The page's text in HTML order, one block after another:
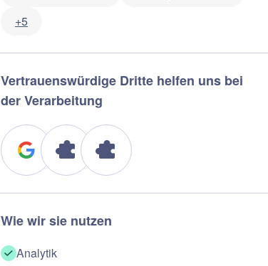
+5
Vertrauenswürdige Dritte helfen uns bei
der Verarbeitung
Wie wir sie nutzen
Analytik